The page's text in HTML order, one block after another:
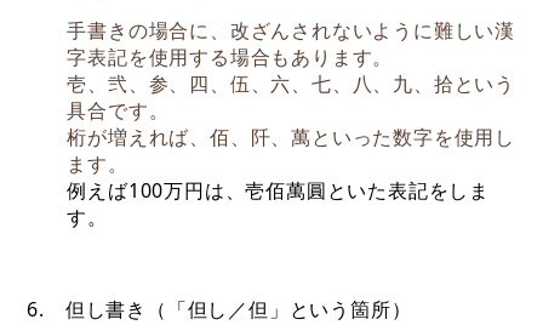
手書きの場合に、改ざんされないように難しい漢
字表記を使用する場合もあります。
壱、弐、参、四、伍、六、七、八、九、拾という
具合です。
桁が増えれば、佰、阡、萬といった数字を使用し
ます。
例えば100万円は、壱佰萬圓といた表記をしま
す。
6. 但し書き（「但し／但」という箇所）